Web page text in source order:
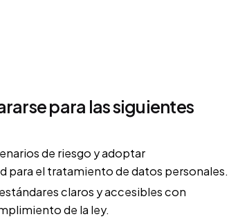
para las siguientes
de riesgo y adoptar
para el tratamiento de datos personales.
claros y accesibles con
de la ley.